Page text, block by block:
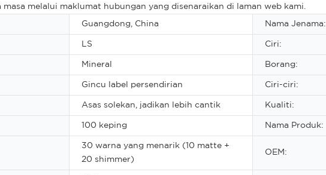
melalui maklumat hubungan yang disenaraikan di laman web kami.
Guangdong, China Nama Jenama:
LS Ciri:
Mineral Borang:
Gincu label persendirian Ciri-ciri:
Asas solekan, jadikan lebih cantik Kualiti:
100 keping Nama Produk:
30 warna yang menarik (10 matte +
20 shimmer)
OEM: